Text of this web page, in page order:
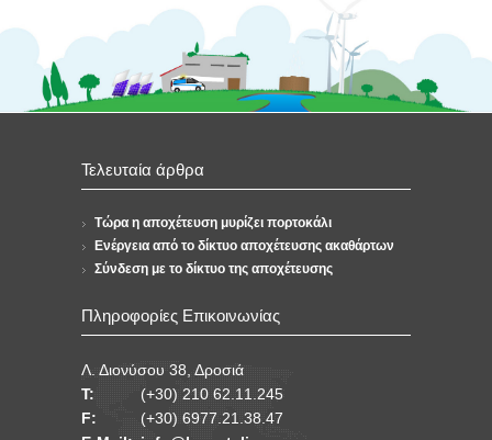
Τελευταία άρθρα
Τώρα η αποχέτευση μυρίζει πορτοκάλι
Ενέργεια από το δίκτυο αποχέτευσης ακαθάρτων
Σύνδεση με το δίκτυο της αποχέτευσης
Πληροφορίες Επικοινωνίας
Λ. Διονύσου 38, Δροσιά
Τ:
(+30) 210 62.11.245
F:
(+30) 6977.21.38.47